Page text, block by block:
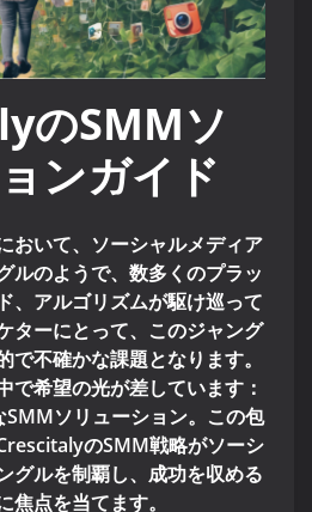
のSMMソ
ンガイド
おいて、ソーシャルメディア
ルのようで、数多くのプラッ
、アルゴリズムが駆け巡って
ターにとって、このジャング
で不確かな課題となります。
で希望の光が差しています：
ソリューション。この包
のSMM戦略がソーシ
グルを制覇し、成功を収める
焦点を当てます。